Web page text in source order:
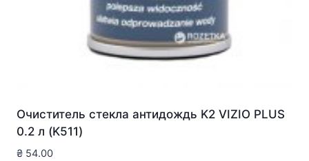
Очиститель стекла антидождь K2 VIZIO PLUS
0.2 л (K511)
₴ 54.00